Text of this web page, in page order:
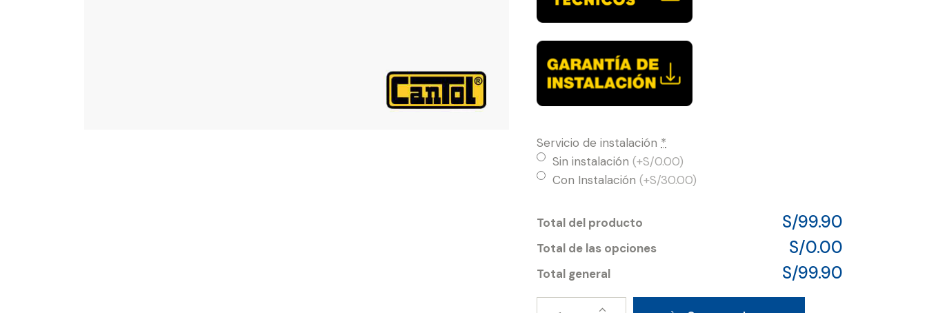
Servicio de instalación *
Sin instalación (+S/0.00)
Con Instalación (+S/30.00)
Total del producto S/99.90
Total de las opciones S/0.00
Total general S/99.90